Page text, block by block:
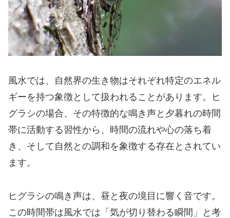
風水では、自然界の生き物はそれぞれ特定のエネル
ギーを持つ象徴として扱われることがあります。ヒ
グラシの場合、その特徴的な鳴き声と夕暮れの時間
帯に活動する習性から、時間の流れや心の落ち着
き、そして自然との調和を象徴する存在とされてい
ます。
ヒグラシの鳴き声は、昼と夜の境目に響く音です。
この時間帯は風水では「気が切り替わる瞬間」と考